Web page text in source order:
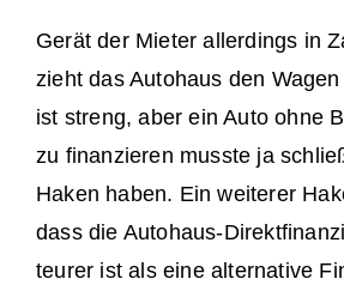
Gerät der Mieter allerdings in
zieht das Autohaus den
ist streng, aber ein Auto ohne
zu finanzieren musste ja
Haken haben. Ein weiterer
dass die Autohaus-
teurer ist als eine alternative